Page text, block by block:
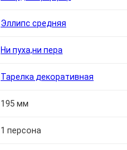
Эллипс средняя
Ни пуха,ни пера
Тарелка декоративная
195 мм
1 персона